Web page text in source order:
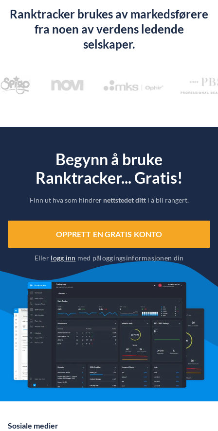
Ranktracker brukes av markedsførere
fra noen av verdens ledende
selskaper.
Begynn å bruke
Ranktracker... Gratis!
Finn ut hva som hindrer nettstedet ditti å bli rangert.
OPPRETT EN GRATIS KONTO
Eller logg inn med påloggingsinformasjonen din
Sosiale medier